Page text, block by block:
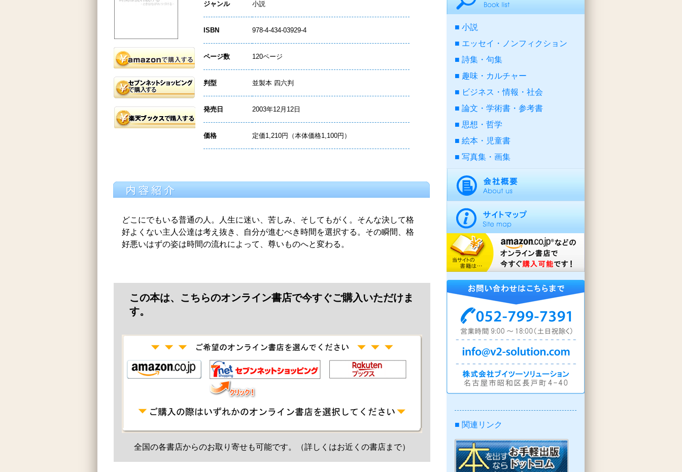
ジャンル 小説
ISBN 978-4-434-03929-4
ページ数 120ページ
判型 並製本 四六判
発売日 2003年12月12日
価格 定価1,210円（本体価格1,100円）
どこにでもいる普通の人。人生に迷い、苦しみ、そしてもがく。そんな決して格
好よくない主人公達は考え抜き、自分が進むべき時間を選択する。その瞬間、格
好悪いはずの姿は時間の流れによって、尊いものへと変わる。
この本は、こちらのオンライン書店で今すぐご購入いただけま
す。
全国の各書店からのお取り寄せも可能です。（詳しくはお近くの書店まで）
小説
エッセイ・ノンフィクション
詩集・句集
趣味・カルチャー
ビジネス・情報・社会
論文・学術書・参考書
思想・哲学
絵本・児童書
写真集・画集
■ 関連リンク